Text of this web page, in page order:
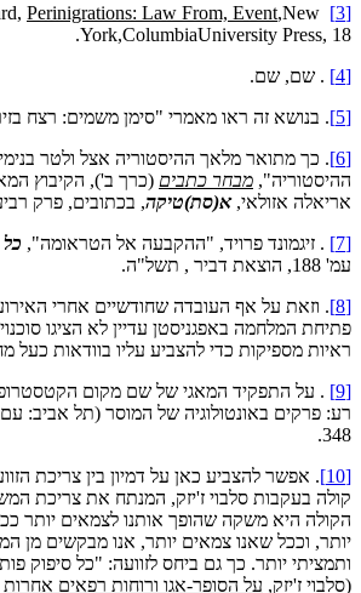
[3]
Perinigrations: Law From, Event,New
York,ColumbiaUniversity Press, 18.
[4]
. שם, שם.
[5]
. בנושא זה ראו מאמרי "סימן משמים: רצח
[6]
. כך מתואר מלאך ההיסטוריה אצל ולטר
ההיסטוריה", מבחר כתבים
אריאלה אזולאי,א(סת)טיקה, בכתובים, פרק
[7]
. זיגמונד פרויד, "ההקבעה אל הטראומה", כל
עמ' 188, הוצאת דביר , תשל"ה.
[8]
. וזאת על אף העובדה שחודשיים אחרי
פתיחת המלחמה באפגניסטן עדיין לא הציגו
ראיות מספיקות כדי להצביע עליו בוודאות כעל
[9]
. על התפקיד המאגי של שם מקום
348.
[10]
. אפשר להצביע כאן על דמיון בין צריכת
קולה בעקבות סלבוי ז'יזק, המנתח את צריכת
הקולה היא משקה שהופך אותנו לצמאים יותר
יותר, וככל שאנו צמאים יותר, אנו מבקשים מן
ותמציתי יותר. כך גם ביחס לזוועה: "כל סיפוק
(סלבוי ז'יזק, על הסופר-אגו ורוחות רפאים אחרות